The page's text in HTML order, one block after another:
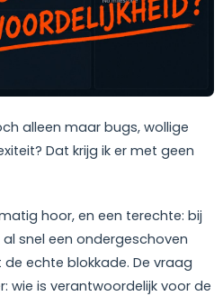
alleen maar bugs, wollige
Dat krijg ik er met geen
hoor, en een terechte: bij
snel een ondergeschoven
de echte blokkade. De vraag
wie is verantwoordelijk voor de